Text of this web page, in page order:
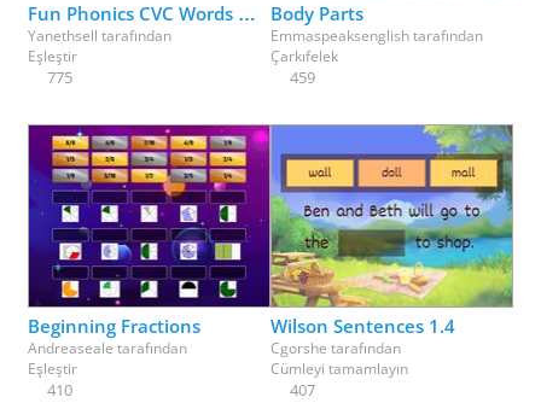
Fun Phonics CVC Words Match Up Part 1
Yanethsell tarafından
Eşleştir
775
Body Parts
Emmaspeaksenglishtarafından
Çarkıfelek
459
Beginning Fractions
Andreaseale tarafından
Eşleştir
410
Wilson Sentences 1.4
Cgorshe tarafından
Cümleyi tamamlayın
407